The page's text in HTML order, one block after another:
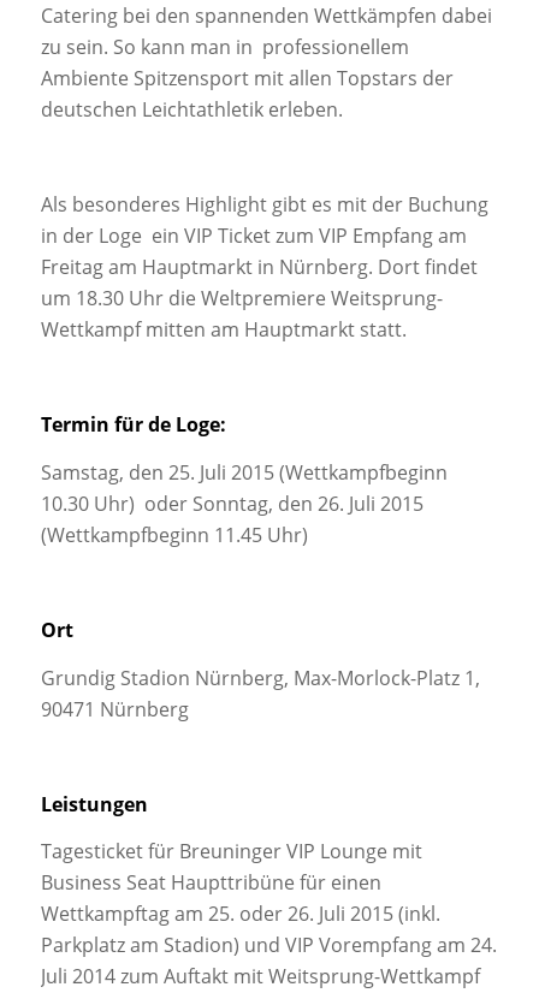
Catering bei den spannenden Wettkämpfen dabei
zu sein. So kann man in professionellem
Ambiente Spitzensport mit allen Topstars der
deutschen Leichtathletik erleben.
Als besonderes Highlight gibt es mit der Buchung
in der Loge ein VIP Ticket zum VIP Empfang am
Freitag am Hauptmarkt in Nürnberg. Dort findet
um 18.30 Uhr die Weltpremiere Weitsprung-
Wettkampf mitten am Hauptmarkt statt.
Termin für de Loge:
Samstag, den 25. Juli 2015 (Wettkampfbeginn
10.30 Uhr) oder Sonntag, den 26. Juli 2015
(Wettkampfbeginn 11.45 Uhr)
Ort
Grundig Stadion Nürnberg, Max-Morlock-Platz 1,
90471 Nürnberg
Leistungen
Tagesticket für Breuninger VIP Lounge mit
Business Seat Haupttribüne für einen
Wettkampftag am 25. oder 26. Juli 2015 (inkl.
Parkplatz am Stadion) und VIP Vorempfang am 24.
Juli 2014 zum Auftakt mit Weitsprung-Wettkampf